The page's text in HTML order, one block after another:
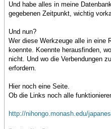
Und habe alles in meine
gegebenen Zeitpunkt, wichtig
Und nun?
Wer diese Werkzeuge alle in eine
koennte. Koennte herausfinden,
nicht. Und wo die Verbendungen
erfordern.
Hier noch eine Seite.
Ob die Links noch alle
http://nihongo.monash.edu/